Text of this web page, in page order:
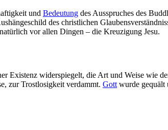
und Bedeutung des Ausspruches des
des christlichen
vor allen Dingen – die Kreuzigung Jesu.
Existenz widerspiegelt, die Art und Weise wie
zur Trostlosigkeit verdammt. Gott wurde gequält